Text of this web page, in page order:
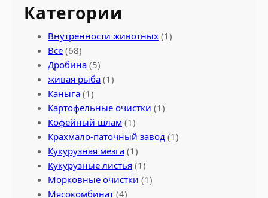
Категории
Внутренности животных (1)
Все (68)
Дробина (5)
живая рыба (1)
Каныга (1)
Картофельные очистки (1)
Кофейный шлам (1)
Крахмало-паточный завод (1)
Кукурузная мезга (1)
Кукурузные листья (1)
Морковные очистки (1)
Мясокомбинат (4)